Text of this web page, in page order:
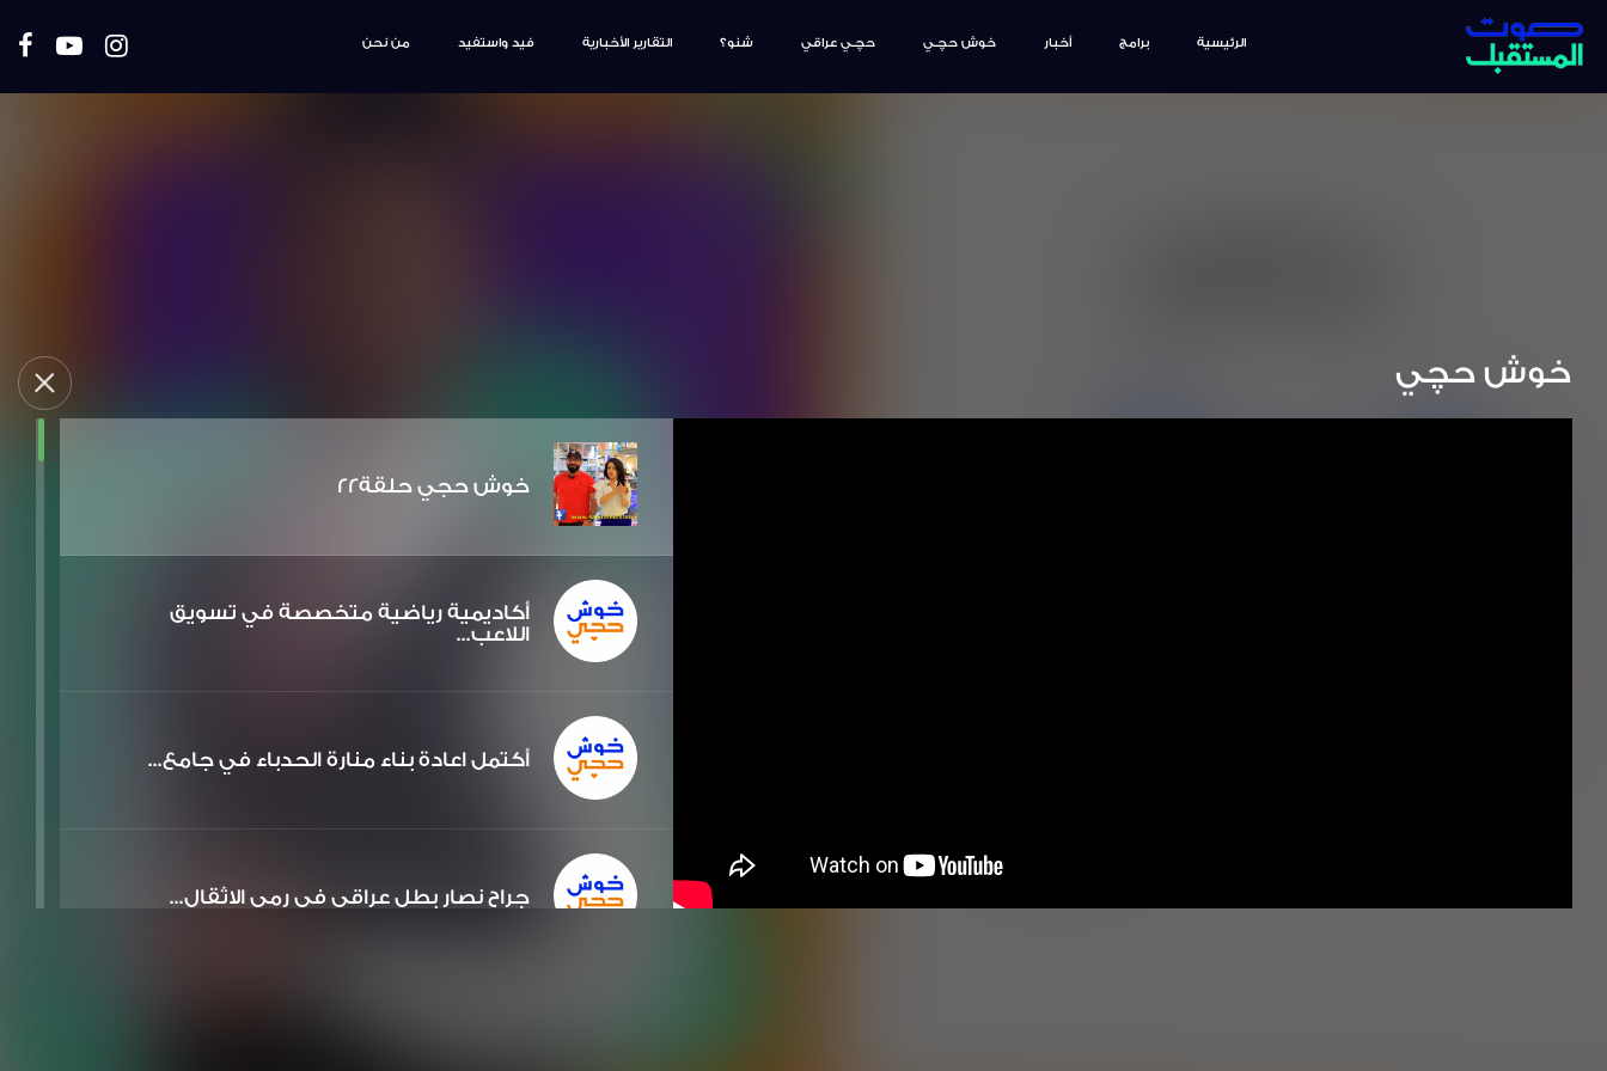
الرئيسية برامج أخبار خوش حچـي حچـي عراقي شنو؟ التقارير الأخبارية فيد واستفيد من نحن
خوش حچي
خوش حجي حلقة22
أكاديمية رياضية متخصصة في تسويق
اللاعب...
أكتمل اعادة بناء منارة الحدباء في جامع...
جراح نصار بطل عراقي في رمي الاثقال...